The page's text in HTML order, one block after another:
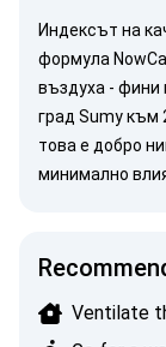
Индексът на
формула
въздуха - фини
град Sumy към
това е добро
минимално
Ventilate